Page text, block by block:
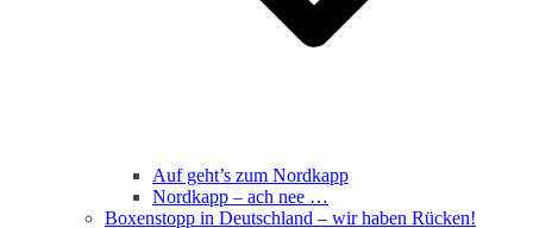
Auf geht’s zum Nordkapp
Nordkapp – ach nee …
Boxenstopp in Deutschland – wir haben Rücken!